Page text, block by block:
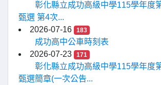
彰化縣立成功高級中學115學年度
甄選 第4次...
2026-07-16
183
成功高中公車時刻表
2026-07-23
171
彰化縣立成功高級中學115學年度
甄選簡章(一次公告...